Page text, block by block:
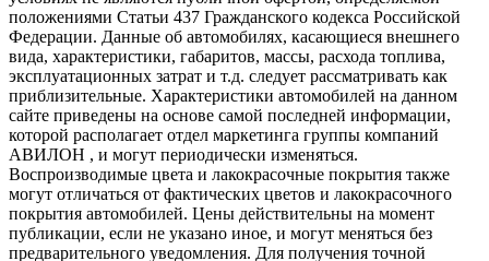
положениями Статьи 437 Гражданского кодекса Российской
Федерации. Данные об автомобилях, касающиеся внешнего
вида, характеристики, габаритов, массы, расхода топлива,
эксплуатационных затрат и т.д. следует рассматривать как
приблизительные. Характеристики автомобилей на данном
сайте приведены на основе самой последней информации,
которой располагает отдел маркетинга группы компаний
АВИЛОН , и могут периодически изменяться.
Воспроизводимые цвета и лакокрасочные покрытия также
могут отличаться от фактических цветов и лакокрасочного
покрытия автомобилей. Цены действительны на момент
публикации, если не указано иное, и могут меняться без
предварительного уведомления. Для получения точной